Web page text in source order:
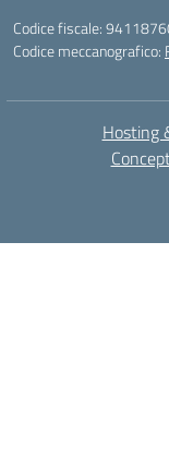
Codice fiscale:
Codice meccanografico:
Hosting